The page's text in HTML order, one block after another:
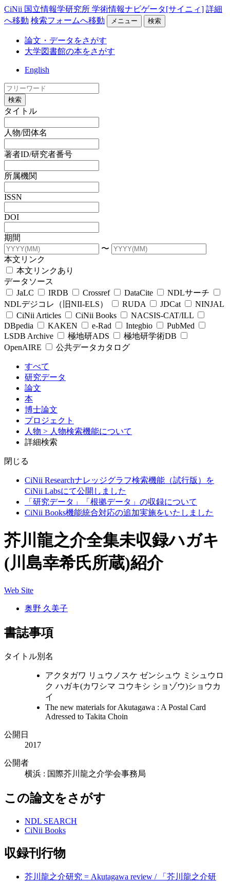
CiNii 国立情報学研究所 学術情報ナビゲータ[サイニィ] 詳細
へ移動 検索フォームへ移動 メニュー 検索
論文・データをさがす
大学図書館の本をさがす
English
検索
タイトル
人物/団体名
著者ID/研究者番号
所属機関
ISSN
DOI
期間
〜
本文リンク
本文リンクあり
データソース
JaLC
IRDB Crossref DataCite
NDLサーチ
NDLデジコレ（旧NII-ELS）
RUDA JDCat
NINJAL
CiNii Articles
CiNii Books
NACSIS-CAT/ILL
DBpedia
KAKEN e-Rad Integbio
PubMed
LSDB Archive
極地研ADS
極地研学術DB
OpenAIRE
公共データカタログ
すべて
研究データ
論文
本
博士論文
プロジェクト
人物 > 人物検索機能について
詳細検索
閉じる
CiNii Researchナレッジグラフ検索機能（試行版）を
CiNii Labsにて公開しました
「研究データ」「根拠データ」の収録について
CiNii Books機能統合対応の追加実施をいたしました
芥川龍之介全集未収録ハガキ
(川島幸希氏所蔵)紹介
Web Site
奥野 久美子
書誌事項
タイトル別名
アクタガワ リュウノスケ ゼンシュウ ミシュウロ
ク ハガキ(カワシマ コウキシ ショゾウ)ショウカ
イ
The new materials for Akutagawa : A Postal Card
Adressed to Takita Choin
公開日
2017
公開者
横浜 : 国際芥川龍之介学会事務局
この論文をさがす
NDL SEARCH
CiNii Books
収録刊行物
芥川龍之介研究 = Akutagawa review / 「芥川龍之介研